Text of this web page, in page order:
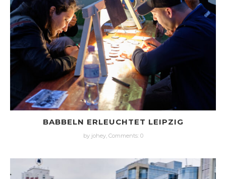
BABBELN ERLEUCHTET LEIPZIG
by johey, Comments: 0